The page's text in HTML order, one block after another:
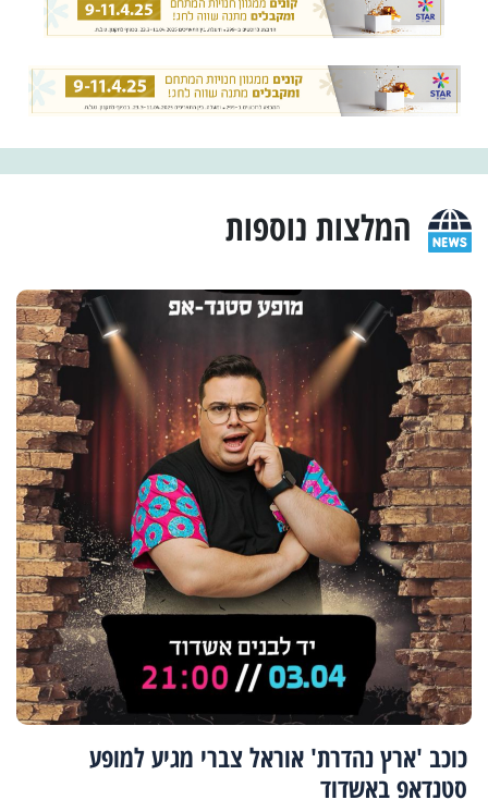
המלצות נוספות
כוכב 'ארץ נהדרת' אוראל צברי מגיע למופע
סטנדאפ באשדוד